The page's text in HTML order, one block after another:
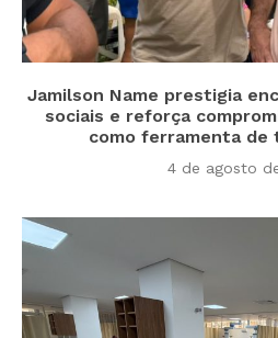
Jamilson Name prestigia
sociais e reforça
como ferramenta de
4 de agosto